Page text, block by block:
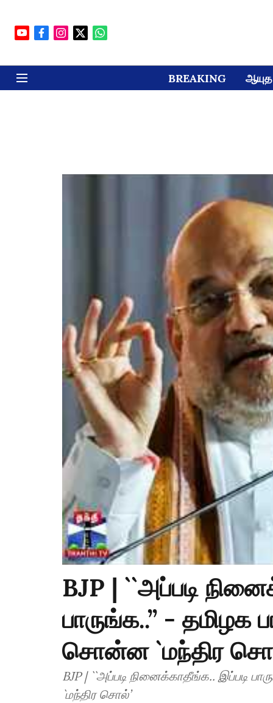
BREAKING ஆயுத
BJP | ``அப்படி
பாருங்க..’’ -
சொன்ன `மந்திர
BJP | ``அப்படி நினைக்காதீங்க.. இப்படி
`மந்திர சொல்’